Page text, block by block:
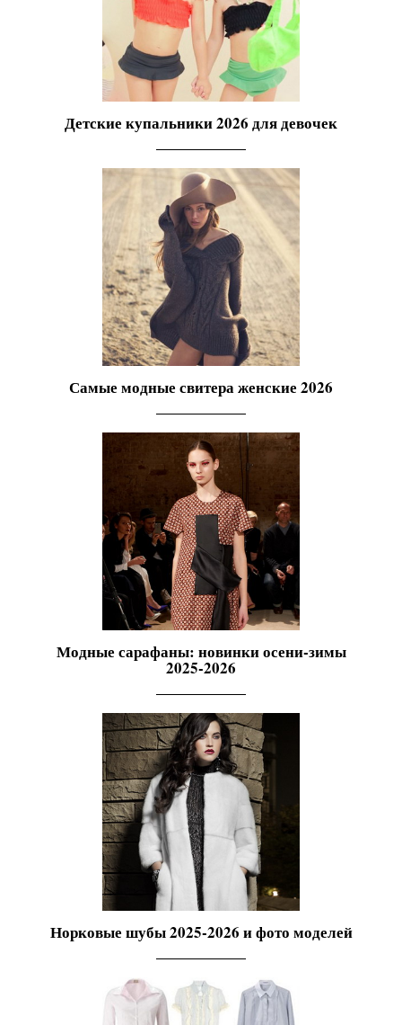
Детские купальники 2026 для девочек
Самые модные свитера женские 2026
Модные сарафаны: новинки осени-зимы
2025-2026
Норковые шубы 2025-2026 и фото моделей